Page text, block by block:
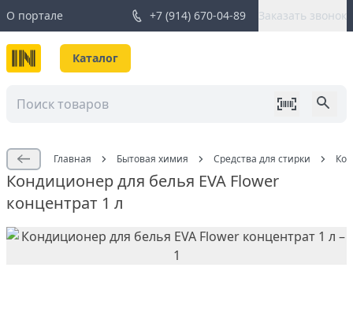
О портале +7 (914) 670-04-89 Заказать звонок
Каталог
Главная Бытовая химия Средства для стирки
Кондиционер для белья EVA Flower
концентрат 1 л